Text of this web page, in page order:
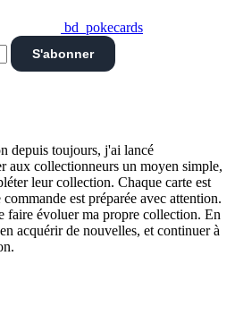
bd_pokecards
S'abonner
depuis toujours, j'ai lancé
aux collectionneurs un moyen simple,
leur collection. Chaque carte est
est préparée avec attention.
faire évoluer ma propre collection. En
acquérir de nouvelles, et continuer à